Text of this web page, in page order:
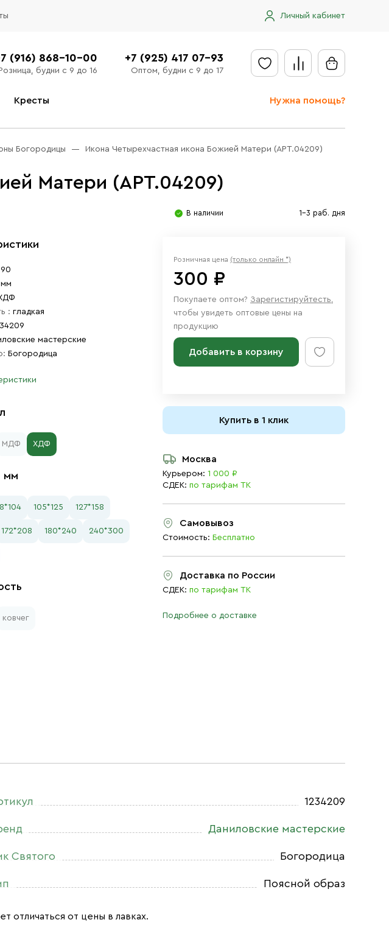
Личный кабинет
(916) 868-10-00
будни с 9 до 16
+7 (925) 417 07-93
Оптом, будни с 9 до 17
Кресты Нужна помощь?
Отправить заявку
Богородицы Икона Четырехчастная икона Божией Матери (АРТ.04209)
Матери (АРТ.04209)
В наличии 1-3 раб. дня
: гладкая
мастерские
Богородица
МДФ ХДФ
мм
105*125 127*158
172*208 180*240 240*300
ковчег
Розничная цена (только онлайн *)
300 ₽
Покупаете оптом? Зарегистируйтесть,
чтобы увидеть оптовые цены на
продукцию
Добавить в корзину
Купить в 1 клик
Москва
Курьером: 1 000 ₽
СДЕК: по тарифам ТК
Самовывоз
Стоимость: Бесплатно
Доставка по России
СДЕК: по тарифам ТК
Подробнее о доставке
1234209
Даниловские мастерские
Святого Богородица
Поясной образ
отличаться от цены в лавках.